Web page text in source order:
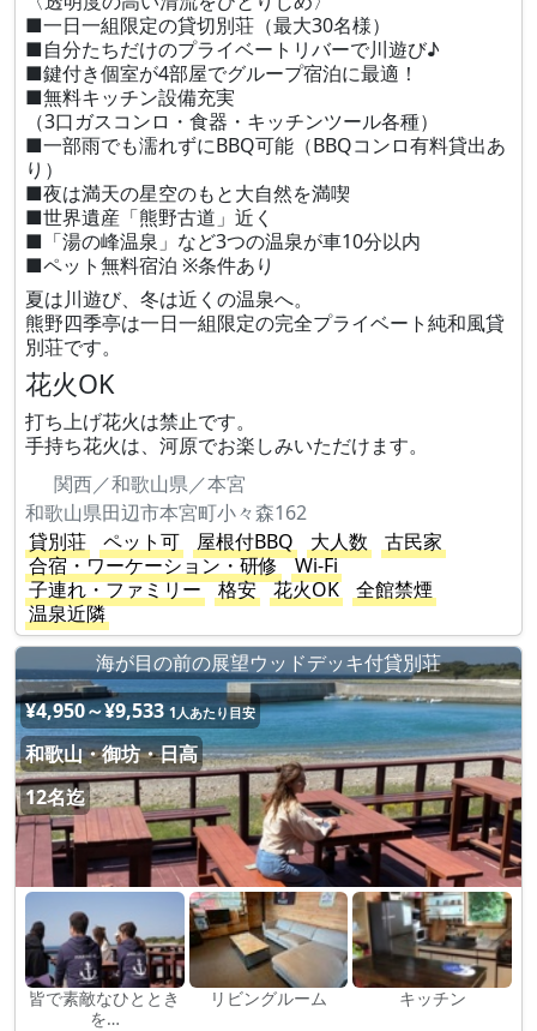
■一日一組限定の貸切別荘（最大30名様）
■自分たちだけのプライベートリバーで川遊び♪
■鍵付き個室が4部屋でグループ宿泊に最適！
■無料キッチン設備充実
（3口ガスコンロ・食器・キッチンツール各種）
■一部雨でも濡れずにBBQ可能（BBQコンロ有料貸出あ
り）
■夜は満天の星空のもと大自然を満喫
■世界遺産「熊野古道」近く
■「湯の峰温泉」など3つの温泉が車10分以内
■ペット無料宿泊 ※条件あり
夏は川遊び、冬は近くの温泉へ。
熊野四季亭は一日一組限定の完全プライベート純和風貸
別荘です。
花火OK
打ち上げ花火は禁止です。
手持ち花火は、河原でお楽しみいただけます。
関西／和歌山県／本宮
和歌山県田辺市本宮町小々森162
貸別荘
ペット可 屋根付BBQ 大人数
古民家
合宿・ワーケーション・研修
Wi-Fi
子連れ・ファミリー
格安 花火OK
全館禁煙
温泉近隣
海が目の前の展望ウッドデッキ付貸別荘
¥4,950～¥9,533 1人あたり目安
和歌山・御坊・日高
12名迄
皆で素敵なひととき
を…
リビングルーム キッチン